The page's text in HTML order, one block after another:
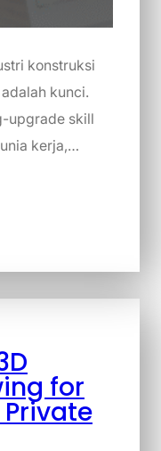
konstruksi
kunci.
upgrade skill
kerja,…
for